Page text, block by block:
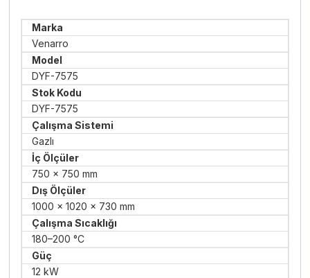
Marka
Venarro
Model
DYF-7575
Stok Kodu
DYF-7575
Çalışma Sistemi
Gazlı
İç Ölçüler
750 × 750 mm
Dış Ölçüler
1000 × 1020 × 730 mm
Çalışma Sıcaklığı
180–200 °C
Güç
12 kW